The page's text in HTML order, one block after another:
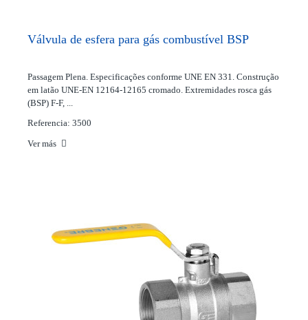
Válvula de esfera para gás combustível BSP
Passagem Plena. Especificações conforme UNE EN 331. Construção
em latão UNE-EN 12164-12165 cromado. Extremidades rosca gás
(BSP) F-F, ...
Referencia: 3500
Ver más